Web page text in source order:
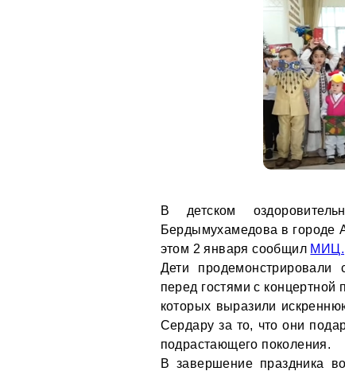
В детском
Бердымухамедова в городе
этом 2 января сообщил МИЦ.
Дети продемонстрировали
перед гостями с
которых выразили
Сердару за то, что они
подрастающего поколения.
В завершение праздника